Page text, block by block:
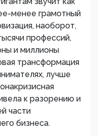
менее грамотный
наоборот,
профессий,
и миллионы
трансформация
лучше
к разорению и
части
бизнеса.